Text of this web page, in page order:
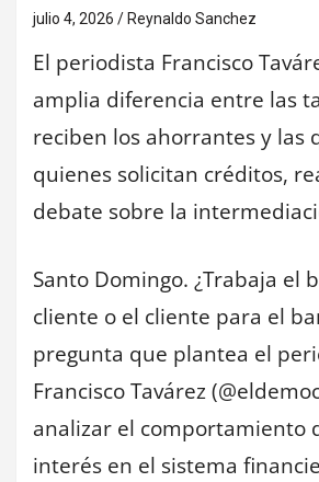
julio 4, 2026 Reynaldo Sanchez
El periodista Francisco
amplia diferencia entre las
reciben los ahorrantes y las
quienes solicitan créditos,
debate sobre la
Santo Domingo. ¿Trabaja el
cliente o el cliente para el
pregunta que plantea el
Francisco Tavárez
analizar el comportamiento
interés en el sistema